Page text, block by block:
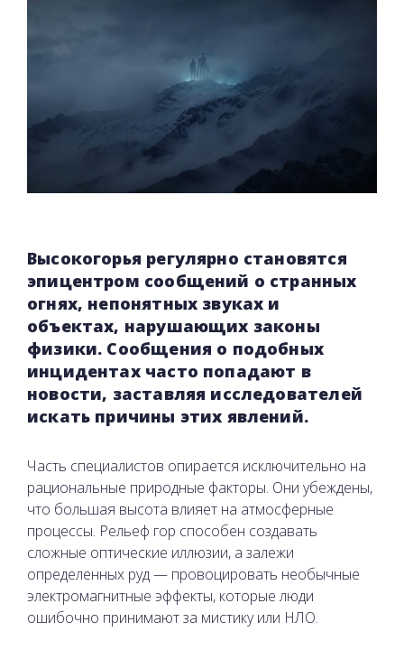
Высокогорья регулярно становятся
эпицентром сообщений о странных
огнях, непонятных звуках и
объектах, нарушающих законы
физики. Сообщения о подобных
инцидентах часто попадают в
новости, заставляя исследователей
искать причины этих явлений.
Часть специалистов опирается исключительно на
рациональные природные факторы. Они убеждены,
что большая высота влияет на атмосферные
процессы. Рельеф гор способен создавать
сложные оптические иллюзии, а залежи
определенных руд — провоцировать необычные
электромагнитные эффекты, которые люди
ошибочно принимают за мистику или НЛО.